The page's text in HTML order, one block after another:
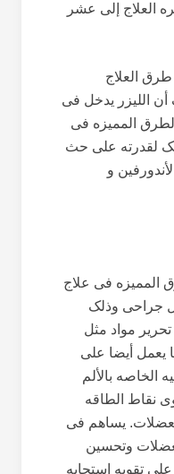
العلاج إلى عشر
طرق العلاج
أن اللیزر یدخل فی
الممیزه فی
لقدرته علی حث
و
الممیزه فی علاج
جراحی وذلک
مواد مثل
یعمل أیضا علی
الخاصه بالألم
نقاط الطاقه
یساهم فی
وتحسین
تقویه استجابه